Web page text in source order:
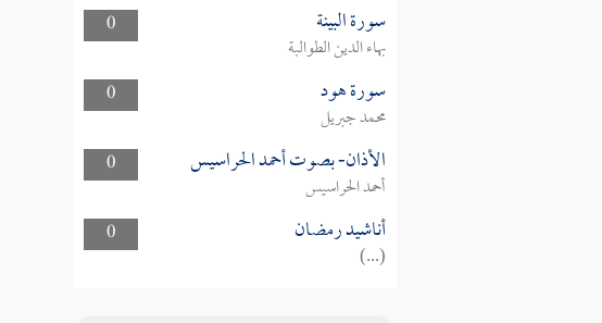
0
سورة البينة
بهاء الدين الطوالبة
0
سورة هود
محمد جبريل
0
الأذان- بصوت أحمد الحراسيس
أحمد الحراسيس
0
أناشيد رمضان
(...)